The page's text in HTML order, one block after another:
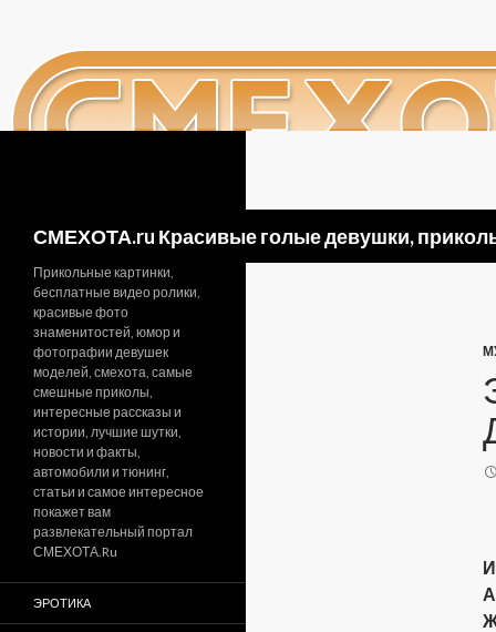
СМЕХОТА.ru Красивые голые девушки,
Прикольные картинки,
бесплатные видео ролики,
красивые фото
знаменитостей, юмор и
фотографии девушек
моделей, смехота, самые
смешные приколы,
интересные рассказы и
истории, лучшие шутки,
новости и факты,
автомобили и тюнинг,
статьи и самое интересное
покажет вам
развлекательный портал
СМЕХОТА.Ru
ЭРОТИКА